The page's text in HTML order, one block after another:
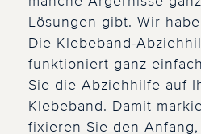
Lösungen gibt. Wir
Die Klebeband-
funktioniert ganz
Sie die Abziehhilfe auf
Klebeband. Damit
fixieren Sie den Anfang,